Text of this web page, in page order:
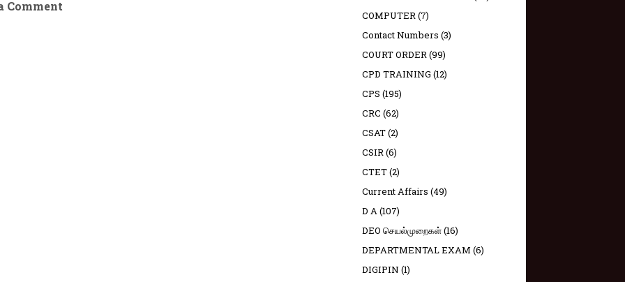
Comment
COMPUTER(7)
Contact Numbers (3)
COURT ORDER(99)
CPD TRAINING (12)
CPS (195)
CRC (62)
CSAT(2)
CSIR(6)
CTET(2)
Current Affairs (49)
D A(107)
DEO செயல்முறைகள்(16)
DEPARTMENTAL EXAM (6)
DIGIPIN (1)